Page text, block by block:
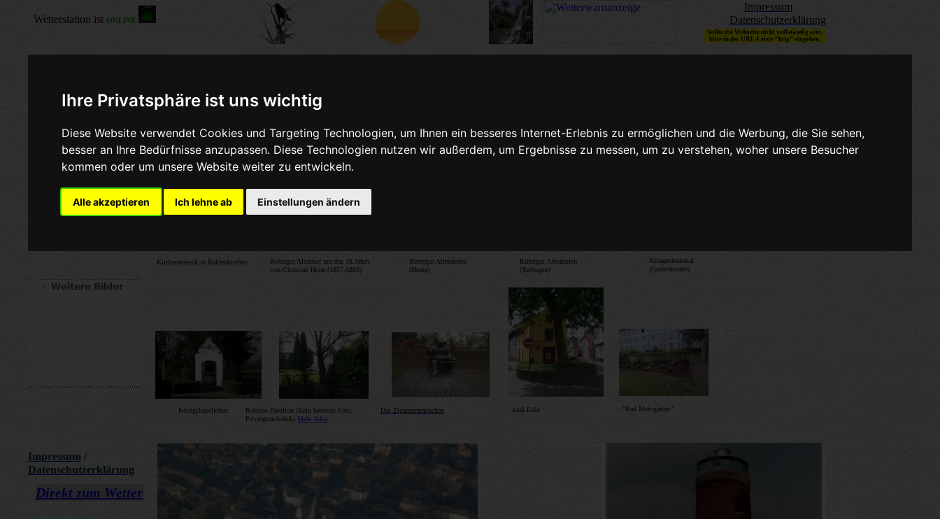
Ihre Privatsphäre ist uns wichtig
Diese Website verwendet Cookies und Targeting Technologien, um Ihnen ein besseres Internet-Erlebnis zu ermöglichen und die Werbung, die Sie sehen,
besser an Ihre Bedürfnisse anzupassen. Diese Technologien nutzen wir außerdem, um Ergebnisse zu messen, um zu verstehen, woher unsere Besucher
kommen oder um unsere Website weiter zu entwickeln.
Alle akzeptieren Ich lehne ab Einstellungen ändern
Impressum
Datenschutzerklärung
Sollte die Webseite nicht vollständig sein,
bitte in der URL-Leiste “http” eingeben.
Hier gibt es weitere Bilder von Nettetal - Kaldenkirchen
Kirchendreieck in Kaldenkirchen
Rittergut Altenhof um das 18.Jahrh.
von Christian Hohe (1857-1883)
Rittergut Altenhofen
(Heute)
Rittergut Altenhofen
(Torbogen)
Kriegerdenkmal
(Gedenkstätte)
Impressum /
Datenschutzerklärung
Direkt zum Wetter
Königskapellchen
Rokoko Pavilion (Kein besseres Foto,
Privatgrundstück) Mehr Infos
Das Zigarrenmännchen Axel Ecke “Bad Meingarten”